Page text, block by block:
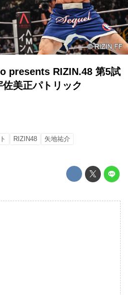
presents RIZIN.48 第5試
美正パトリック
RIZIN48
矢地祐介